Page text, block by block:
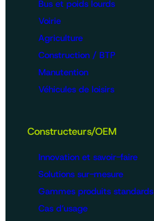
Bus et poids lourds
Voirie
Agriculture
Construction / BTP
Manutention
Véhicules de loisirs
Constructeurs/OEM
Innovation et savoir-faire
Solutions sur-mesure
Gammes produits standards
Cas d’usage